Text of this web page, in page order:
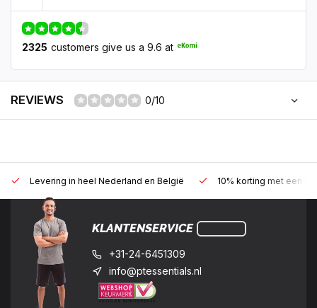
2325 customers give us a 9.6 at
REVIEWS 0/10
Levering in heel Nederland en België 10% korting met een
KLANTENSERVICE
+31-24-6451309
info@ptessentials.nl